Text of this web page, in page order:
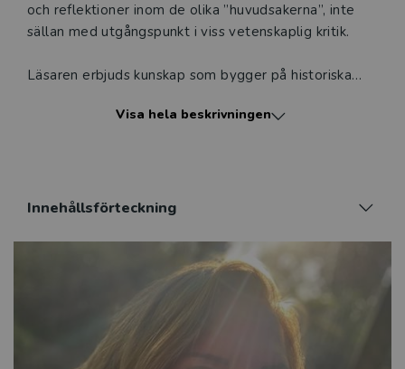
och reflektioner inom de olika ”huvudsakerna”, inte
sällan med utgångspunkt i viss vetenskaplig kritik.
Läsaren erbjuds kunskap som bygger på historiska
Den är i delar vetenskapsbaserad och innehåller olika
med essäistiska inslag och en personlig röst utifrån
författarens sammanlagt tjugofemåriga erfarenhet
som förskollärare, specialpedagog, lärar- och
specialpedagogutbildare och forskare inom fältet.
Tilltänkt målgrupp är blivande och yrkesverksamma
Visa hela beskrivningen
Innehållsförteckning